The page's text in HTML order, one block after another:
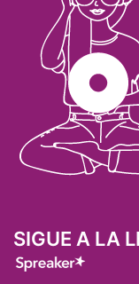
SIGUE A LA